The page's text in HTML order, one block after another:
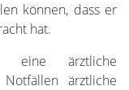
können, dass er
hat.
eine ärztliche
ärztliche